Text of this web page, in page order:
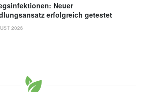
Neuer
erfolgreich getestet
2026